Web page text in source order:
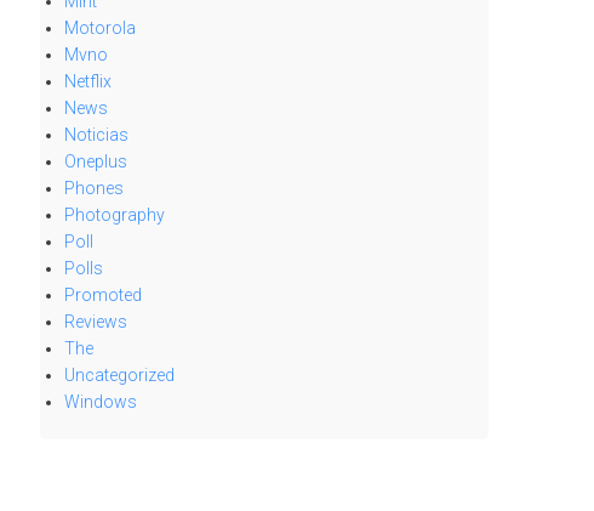
Motorola
Mvno
Netflix
News
Noticias
Oneplus
Phones
Photography
Poll
Polls
Promoted
Reviews
The
Uncategorized
Windows